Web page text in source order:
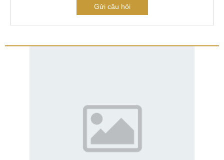
Gửi câu hỏi